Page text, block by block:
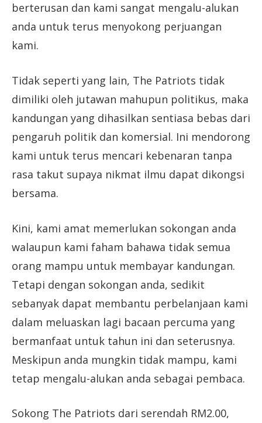
berterusan dan kami sangat mengalu-alukan
anda untuk terus menyokong perjuangan
kami.
Tidak seperti yang lain, The Patriots tidak
dimiliki oleh jutawan mahupun politikus, maka
kandungan yang dihasilkan sentiasa bebas dari
pengaruh politik dan komersial. Ini mendorong
kami untuk terus mencari kebenaran tanpa
rasa takut supaya nikmat ilmu dapat dikongsi
bersama.
Kini, kami amat memerlukan sokongan anda
walaupun kami faham bahawa tidak semua
orang mampu untuk membayar kandungan.
Tetapi dengan sokongan anda, sedikit
sebanyak dapat membantu perbelanjaan kami
dalam meluaskan lagi bacaan percuma yang
bermanfaat untuk tahun ini dan seterusnya.
Meskipun anda mungkin tidak mampu, kami
tetap mengalu-alukan anda sebagai pembaca.
Sokong The Patriots dari serendah RM2.00,